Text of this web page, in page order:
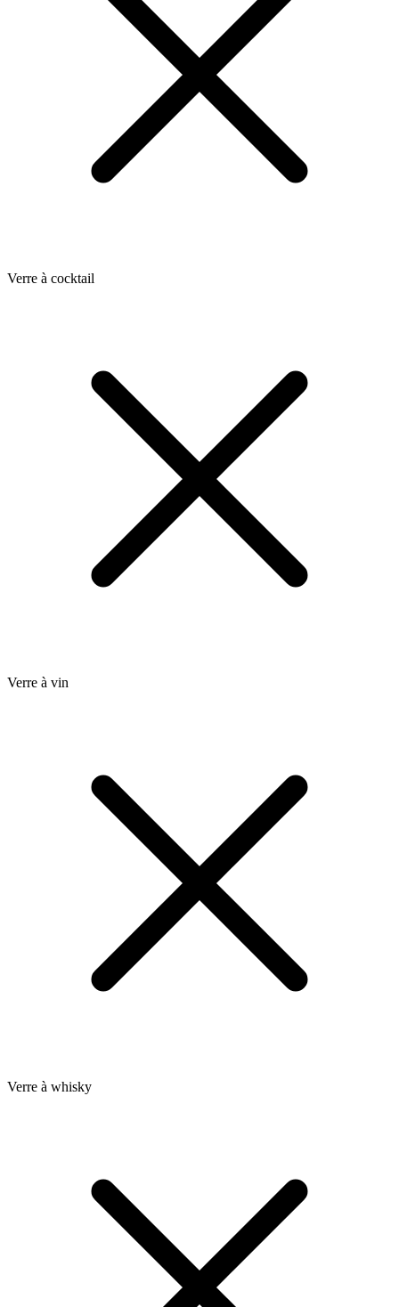
Verre à cocktail
Verre à vin
Verre à whisky